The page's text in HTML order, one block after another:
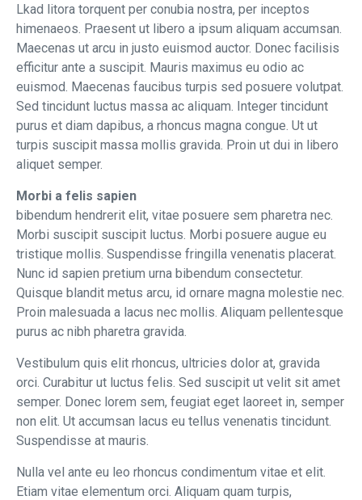
Lkad litora torquent per conubia nostra, per inceptos
himenaeos. Praesent ut libero a ipsum aliquam accumsan.
Maecenas ut arcu in justo euismod auctor. Donec facilisis
efficitur ante a suscipit. Mauris maximus eu odio ac
euismod. Maecenas faucibus turpis sed posuere volutpat.
Sed tincidunt luctus massa ac aliquam. Integer tincidunt
purus et diam dapibus, a rhoncus magna congue. Ut ut
turpis suscipit massa mollis gravida. Proin ut dui in libero
aliquet semper.
Morbi a felis sapien
bibendum hendrerit elit, vitae posuere sem pharetra nec.
Morbi suscipit suscipit luctus. Morbi posuere augue eu
tristique mollis. Suspendisse fringilla venenatis placerat.
Nunc id sapien pretium urna bibendum consectetur.
Quisque blandit metus arcu, id ornare magna molestie nec.
Proin malesuada a lacus nec mollis. Aliquam pellentesque
purus ac nibh pharetra gravida.
Vestibulum quis elit rhoncus, ultricies dolor at, gravida
orci. Curabitur ut luctus felis. Sed suscipit ut velit sit amet
semper. Donec lorem sem, feugiat eget laoreet in, semper
non elit. Ut accumsan lacus eu tellus venenatis tincidunt.
Suspendisse at mauris.
Nulla vel ante eu leo rhoncus condimentum vitae et elit.
Etiam vitae elementum orci. Aliquam quam turpis,